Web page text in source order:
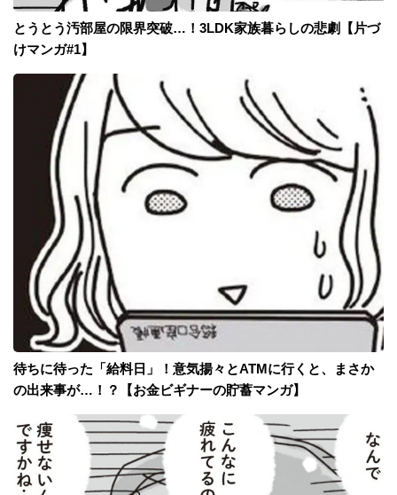
とうとう汚部屋の限界突破…！3LDK家族暮らしの悲劇【片づ
けマンガ#1】
待ちに待った「給料日」！意気揚々とATMに行くと、まさか
の出来事が…！？【お金ビギナーの貯蓄マンガ】